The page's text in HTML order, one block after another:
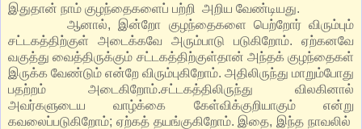
இதுதான் நாம் குழந்தைகளைப் பற்றி அறிய வேண்டியது.
ஆனால், இன்றோ குழந்தைகளை பெற்றோர் விரும்பும்
சட்டகத்திற்குள் அடைக்கவே அரும்பாடு படுகிறோம். ஏற்கனவே
வகுத்து வைத்திருக்கும் சட்டகத்திற்குள்தான் அந்தக் குழந்தைகள்
இருக்க வேண்டும் என்றே விரும்புகிறோம். அதிலிருந்து மாறும்போது
பதற்றம் அடைகிறோம்.சட்டகத்திலிருந்து விலகினால்
அவர்களுடைய வாழ்க்கை கேள்விக்குறியாகும் என்று
கவலைப்படுகிறோம்; ஏற்கத் தயங்குகிறோம். இதை, இந்த நாவலில்